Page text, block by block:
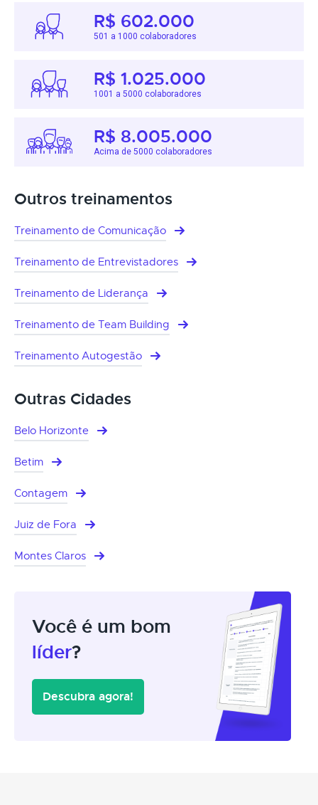
R$ 602.000
501 a 1000 colaboradores
R$ 1.025.000
1001 a 5000 colaboradores
R$ 8.005.000
Acima de 5000 colaboradores
Outros treinamentos
Treinamento de Comunicação
Treinamento de Entrevistadores
Treinamento de Liderança
Treinamento de Team Building
Treinamento Autogestão
Outras Cidades
Belo Horizonte
Betim
Contagem
Juiz de Fora
Montes Claros
Você é um bom
líder?
Descubra agora!